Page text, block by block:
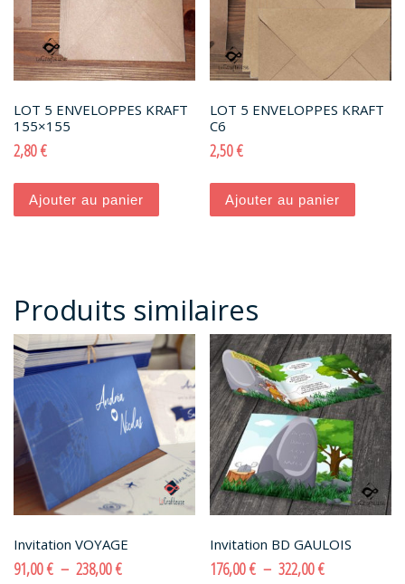
LOT 5 ENVELOPPES KRAFT
155×155
2,80€
Ajouter au panier
LOT 5 ENVELOPPES KRAFT
C6
2,50€
Ajouter au panier
Produits similaires
Invitation VOYAGE
91,00€ – 238,00€Plage de prix : 91,00 € à 238,00 €
Invitation BD GAULOIS
176,00€ – 322,00€Plage de prix :